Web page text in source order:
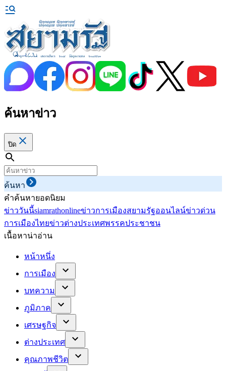
ค้นหาข่าว
ปิด
ค้นหา
คำค้นหายอดนิยม
ข่าววันนี้siamrathonlineข่าวการเมืองสยามรัฐออนไลน์ข่าวด่วน
การเมืองไทยข่าวต่างประเทศพรรคประชาชน
เนื้อหาน่าอ่าน
หน้าหนึ่ง
การเมือง
บทความ
ภูมิภาค
เศรษฐกิจ
ต่างประเทศ
คุณภาพชีวิต